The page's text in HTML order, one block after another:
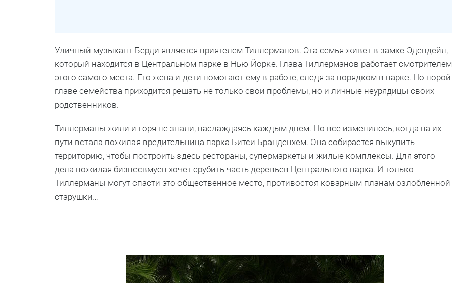
Уличный музыкант Берди является приятелем Тиллерманов. Эта семья живет в замке Эдендейл,
который находится в Центральном парке в Нью-Йорке. Глава Тиллерманов работает смотрителем
этого самого места. Его жена и дети помогают ему в работе, следя за порядком в парке. Но порой
главе семейства приходится решать не только свои проблемы, но и личные неурядицы своих
родственников.
Тиллерманы жили и горя не знали, наслаждаясь каждым днем. Но все изменилось, когда на их
пути встала пожилая вредительница парка Битси Бранденхем. Она собирается выкупить
территорию, чтобы построить здесь рестораны, супермаркеты и жилые комплексы. Для этого
дела пожилая бизнесвмуен хочет срубить часть деревьев Центрального парка. И только
Тиллерманы могут спасти это общественное место, противостоя коварным планам озлобленной
старушки…